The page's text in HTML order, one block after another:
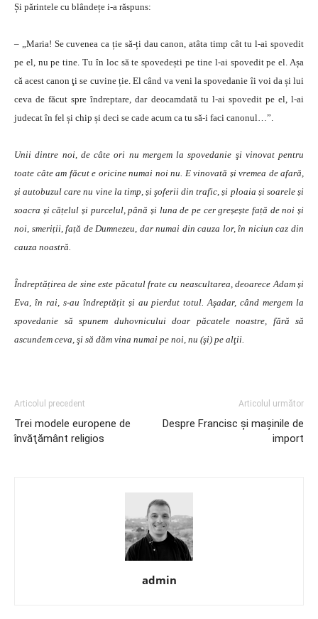
Și părintele cu blândețe i-a răspuns:
– „Maria! Se cuvenea ca ție să-ți dau canon, atâta timp cât tu l-ai spovedit
pe el, nu pe tine. Tu în loc să te spovedești pe tine l-ai spovedit pe el. Așa
că acest canon ţi se cuvine ție. El când va veni la spovedanie îi voi da și lui
ceva de făcut spre îndreptare, dar deocamdată tu l-ai spovedit pe el, l-ai
judecat în fel și chip și deci se cade acum ca tu să-i faci canonul…”.
Unii dintre noi, de câte ori nu mergem la spovedanie şi vinovat pentru
toate câte am făcut e oricine numai noi nu. E vinovată și vremea de afară,
și autobuzul care nu vine la timp, și şoferii din trafic, și ploaia și soarele și
soacra și cățelul și purcelul, până și luna de pe cer greșește față de noi și
noi, smeriții, față de Dumnezeu, dar numai din cauza lor, în niciun caz din
cauza noastră.
Îndreptățirea de sine este păcatul frate cu neascultarea, deoarece Adam și
Eva, în rai, s-au îndreptățit și au pierdut totul. Aşadar, când mergem la
spovedanie să spunem duhovnicului doar păcatele noastre, fără să
ascundem ceva, şi să dăm vina numai pe noi, nu (şi) pe alţii.
Articolul precedent
Trei modele europene de
învăţământ religios
Articolul următor
Despre Francisc şi maşinile de
import
admin